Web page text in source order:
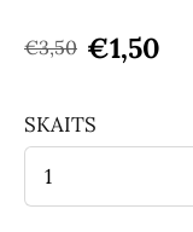
€3,50 €1,50
SKAITS